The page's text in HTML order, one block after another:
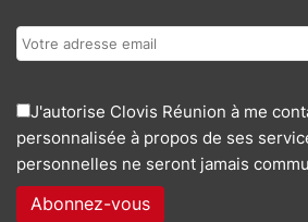
J'autorise Clovis Réunion à me
personnalisée à propos de ses
personnelles ne seront jamais